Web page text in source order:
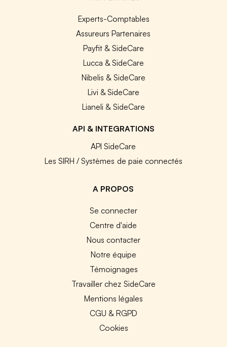
Experts-Comptables
Assureurs Partenaires
Payfit & SideCare
Lucca & SideCare
Nibelis & SideCare
Livi & SideCare
Lianeli & SideCare
API & INTEGRATIONS
API SideCare
Les SIRH / Systèmes de paie connectés
A PROPOS
Se connecter
Centre d'aide
Nous contacter
Notre équipe
Témoignages
Travailler chez SideCare
Mentions légales
CGU & RGPD
Cookies